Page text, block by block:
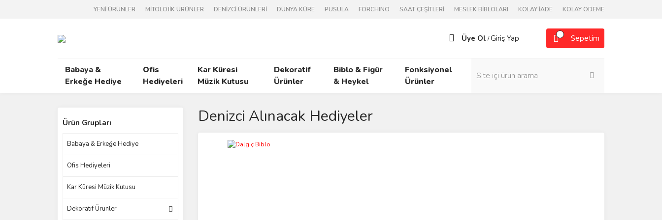
YENİ ÜRÜNLER MİTOLOJİK ÜRÜNLER DENİZCİ ÜRÜNLERİ DÜNYA KÜRE PUSULA FORCHINO SAAT ÇEŞİTLERİ MESLEK BİBLOLARI KOLAY İADE KOLAY ÖDEME
Üye Ol /Giriş Yap Sepetim
Babaya &
Erkeğe Hediye
Ofis
Hediyeleri
Kar Küresi
Müzik Kutusu
Dekoratif
Ürünler
Biblo & Figür
& Heykel
Fonksiyonel
Ürünler
Ürün Grupları
Babaya & Erkeğe Hediye
Ofis Hediyeleri
Kar Küresi Müzik Kutusu
Dekoratif Ürünler
Denizci Alınacak Hediyeler